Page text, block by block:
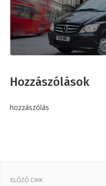
Hozzászólások
hozzászólás
ELŐZŐ CIKK